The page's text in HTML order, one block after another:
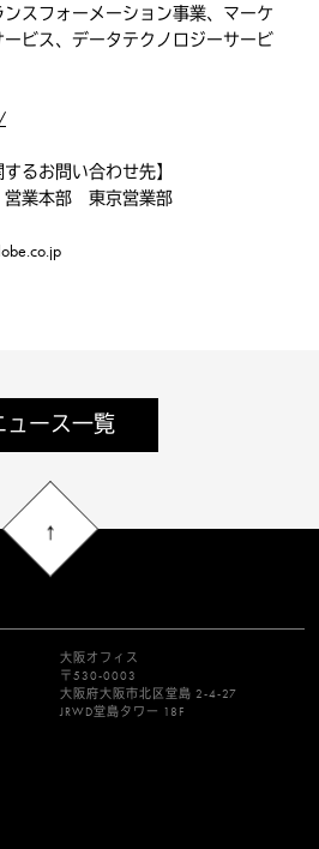
スフォーメーション事業、マーケ
ビス、データテクノロジーサービ
るお問い合わせ先】
業本部 東京営業部
ュース一覧
大阪オフィス
〒530-0003
大阪府大阪市北区堂島 2-4-27
JRWD堂島タワー 18F